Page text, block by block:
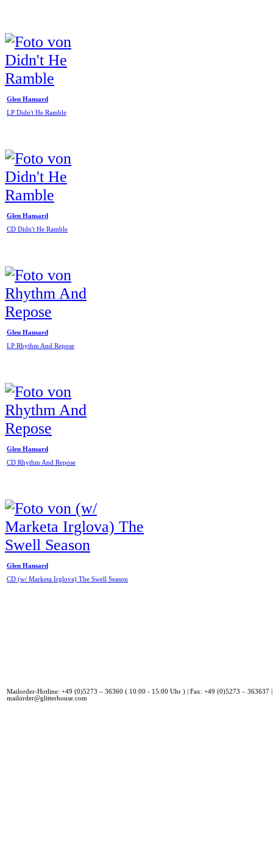
Glen Hansard
LP Didn't He Ramble
Glen Hansard
CD Didn't He Ramble
Glen Hansard
LP Rhythm And Repose
Glen Hansard
CD Rhythm And Repose
Glen Hansard
CD (w/ Marketa Irglova) The Swell Season
Mailorder-Hotline: +49 (0)5273 – 36360 ( 10:00 - 15:00 Uhr ) | Fax: +49 (0)5273 – 363637
mailorder@glitterhouse.com